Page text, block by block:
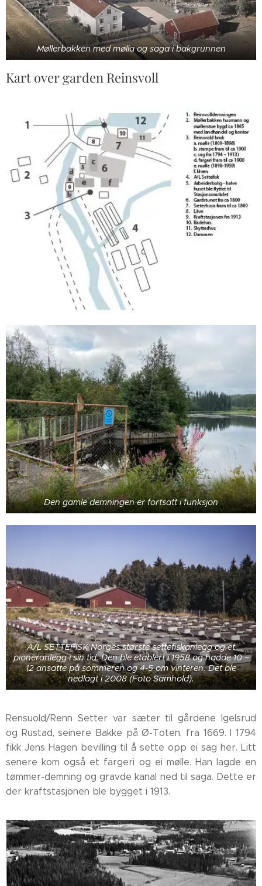
Møllerbakken med mølla og saga i bakgrunnen
Kart over garden Reinsvoll
Den gamle demningen er fortsatt i funksjon
A/L SETTEFISK Norges største settefiskanlegg og et
pioneranlegg i sin tid. Den ble etablert i 1958 og hadde 10 –
12 ansatte på sommeren og 4-5 om vinteren. Det ble
nedlagt i 2008 (Foto Samhold).
Rensuold/Renn Setter var sæter til gårdene Igelsrud
og Rustad, seinere Bakke på Ø-Toten, fra 1669. I 1794
fikk Jens Hagen bevilling til å sette opp ei sag her. Litt
senere kom også et fargeri og ei mølle. Han lagde en
tømmer-demning og gravde kanal ned til saga. Dette er
der kraftstasjonen ble bygget i 1913.